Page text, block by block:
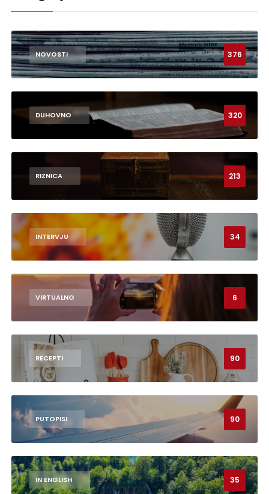
NOVOSTI 376
DUHOVNO 320
RIZNICA 213
INTERVJU 34
VIRTUALNO 6
RECEPTI 90
PUTOPISI 90
IN ENGLISH 35